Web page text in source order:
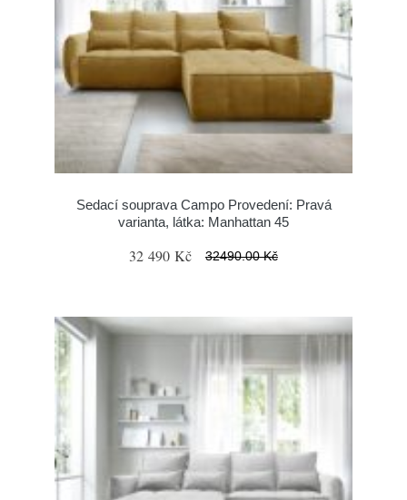
Sedací souprava Campo Provedení: Pravá
varianta, látka: Manhattan 45
32 490 Kč 32490.00 Kč